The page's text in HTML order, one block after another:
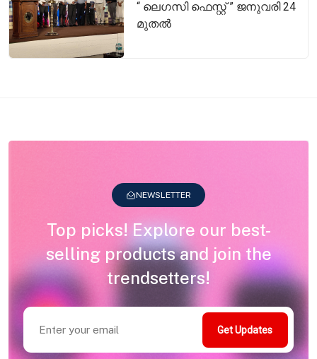
“ ലെഗസി ഫെസ്റ്റ് ” ജനുവരി 24
മുതൽ
NEWSLETTER
Top picks! Explore our best-
selling products and join the
trendsetters!
Get Updates